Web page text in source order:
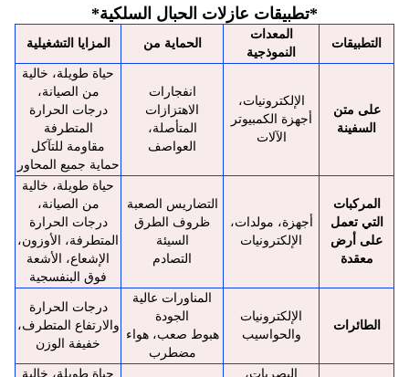
*تطبيقات عازلات الحبال السلكية*
التطبيقات
المعدات
النموذجية
الحماية من المزايا التشغيلية
على متن
السفينة
الإلكترونيات،
أجهزة الكمبيوتر
الآلات
انفجارات
الاهتزازات
المتأصلة،
العواصف
حياة طويلة، خالية
من الصيانة،
درجات الحرارة
المتطرفة
مقاومة للتآكل
حماية جميع المحاور
المركبات
التي تعمل
على أرض
معقدة
أجهزة، مولدات،
الإلكترونيات
التضاريس الصعبة
ظروف الطرق
السيئة
التصادم
حياة طويلة، خالية
من الصيانة،
درجات الحرارة
المتطرفة، الأوزون،
الإشعاع، الأشعة
فوق البنفسجية
الطائرات
الإلكترونيات
والحواسيب
المناورات عالية
الجودة
هبوط صعب، هواء
مضطرب
درجات الحرارة
والارتفاع المتطرف،
خفيفة الوزن
البصريات، حياة طويلة، خالية